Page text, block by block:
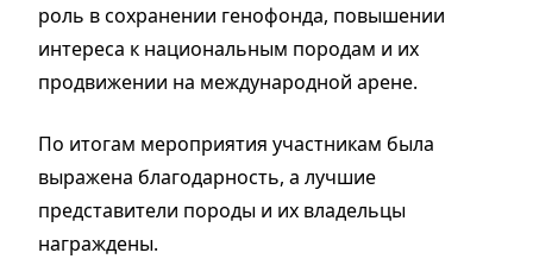
роль в сохранении генофонда, повышении
интереса к национальным породам и их
продвижении на международной арене.
По итогам мероприятия участникам была
выражена благодарность, а лучшие
представители породы и их владельцы
награждены.